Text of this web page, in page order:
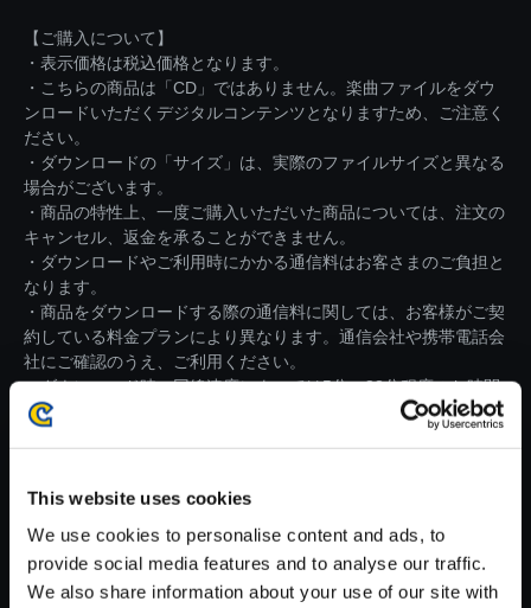
This website uses cookies
We use cookies to personalise content and ads, to
provide social media features and to analyse our traffic.
We also share information about your use of our site with
【ご購入について】
・表示価格は税込価格となります。
・こちらの商品は「CD」ではありません。楽曲ファイルをダウ
ンロードいただくデジタルコンテンツとなりますため、ご注意く
ださい。
・ダウンロードの「サイズ」は、実際のファイルサイズと異なる
場合がございます。
・商品の特性上、一度ご購入いただいた商品については、注文の
キャンセル、返金を承ることができません。
・ダウンロードやご利用時にかかる通信料はお客さまのご負担と
なります。
・商品をダウンロードする際の通信料に関しては、お客様がご契
約している料金プランにより異なります。通信会社や携帯電話会
社にご確認のうえ、ご利用ください。
・ダウンロード時、回線速度によっては5分～83分程度のお時間
がかかる場合がございます。
※ご購入いただいたファイルのダウンロードの際には、通信環境